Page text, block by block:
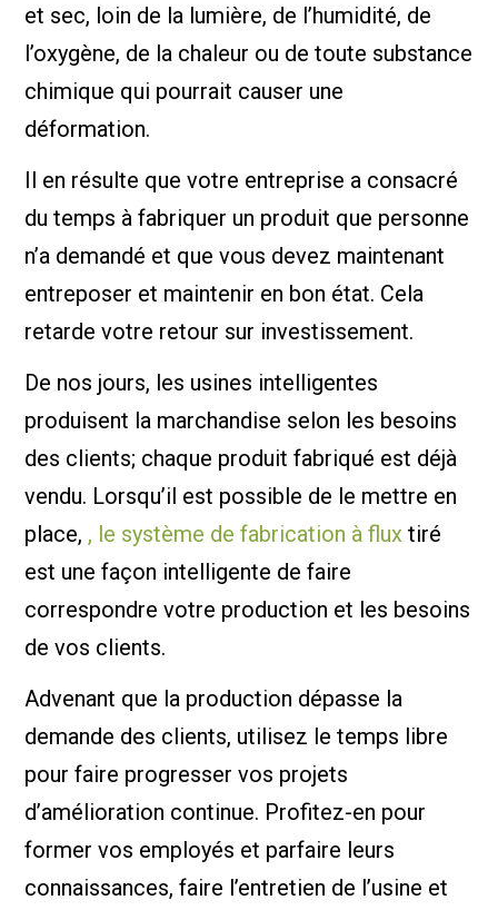
et sec, loin de la lumière, de l’humidité, de
l’oxygène, de la chaleur ou de toute substance
chimique qui pourrait causer une
déformation.
Il en résulte que votre entreprise a consacré
du temps à fabriquer un produit que personne
n’a demandé et que vous devez maintenant
entreposer et maintenir en bon état. Cela
retarde votre retour sur investissement.
De nos jours, les usines intelligentes
produisent la marchandise selon les besoins
des clients; chaque produit fabriqué est déjà
vendu. Lorsqu’il est possible de le mettre en
place, , le système de fabrication à fluxtiré
est une façon intelligente de faire
correspondre votre production et les besoins
de vos clients.
Advenant que la production dépasse la
demande des clients, utilisez le temps libre
pour faire progresser vos projets
d’amélioration continue. Profitez-en pour
former vos employés et parfaire leurs
connaissances, faire l’entretien de l’usine et